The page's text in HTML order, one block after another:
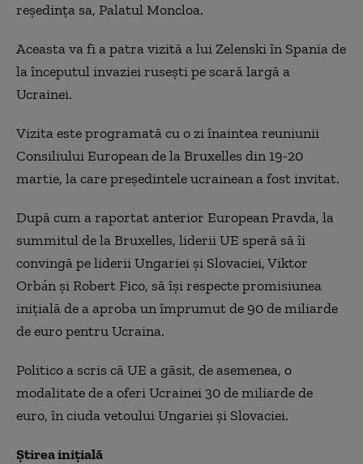
reședința sa, Palatul Moncloa.
Aceasta va fi a patra vizită a lui Zelenski în Spania de
la începutul invaziei rusești pe scară largă a
Ucrainei.
Vizita este programată cu o zi înaintea reuniunii
Consiliului European de la Bruxelles din 19-20
martie, la care președintele ucrainean a fost invitat.
După cum a raportat anterior European Pravda, la
summitul de la Bruxelles, liderii UE speră să îi
convingă pe liderii Ungariei și Slovaciei, Viktor
Orbán și Robert Fico, să își respecte promisiunea
inițială de a aproba un împrumut de 90 de miliarde
de euro pentru Ucraina.
Politico a scris că UE a găsit, de asemenea, o
modalitate de a oferi Ucrainei 30 de miliarde de
euro, în ciuda vetoului Ungariei și Slovaciei.
Știrea inițială